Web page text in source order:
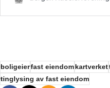
boligeierfast eiendomkartverket
tinglysing av fast eiendom